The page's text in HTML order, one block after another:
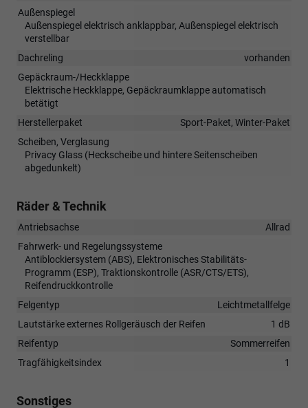
Außenspiegel
Außenspiegel elektrisch anklappbar, Außenspiegel elektrisch
verstellbar
Dachreling
vorhanden
Gepäckraum-/Heckklappe
Elektrische Heckklappe, Gepäckraumklappe automatisch
betätigt
Herstellerpaket
Sport-Paket, Winter-Paket
Scheiben, Verglasung
Privacy Glass (Heckscheibe und hintere Seitenscheiben
abgedunkelt)
Räder & Technik
Antriebsachse
Allrad
Fahrwerk- und Regelungssysteme
Antiblockiersystem (ABS), Elektronisches Stabilitäts-
Programm (ESP), Traktionskontrolle (ASR/CTS/ETS),
Reifendruckkontrolle
Felgentyp
Leichtmetallfelge
Lautstärke externes Rollgeräusch der Reifen
1 dB
Reifentyp
Sommerreifen
Tragfähigkeitsindex
1
Sonstiges